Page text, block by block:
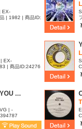
EX-
| 1982 | 商品ID:
|
EX-
| 商品ID:24276
...
| -